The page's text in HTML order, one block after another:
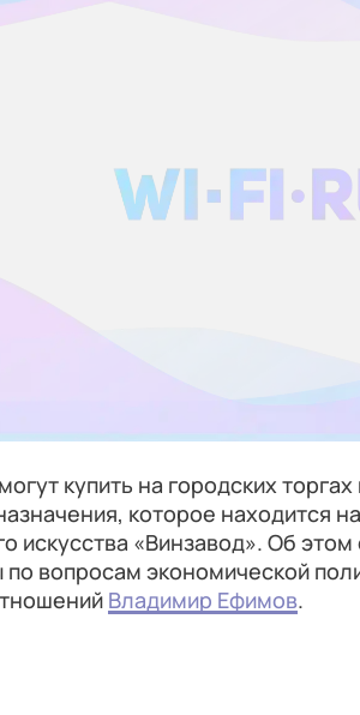
купить на городских
которое находится
искусства «Винзавод». Об
вопросам экономической
Владимир Ефимов.